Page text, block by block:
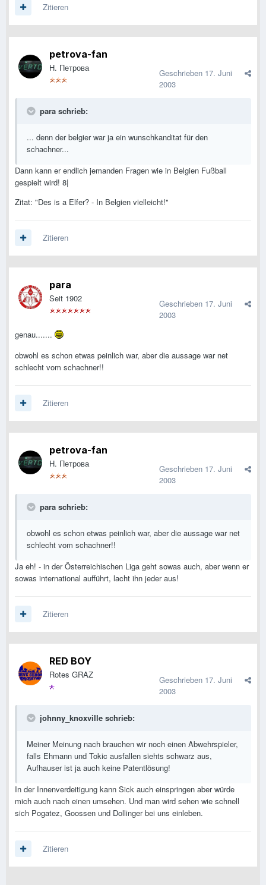
Zitieren
petrova-fan
Н. Петрова Geschrieben 17. Juni
2003
para schrieb:
... denn der belgier war ja ein wunschkanditat für den
schachner...
Dann kann er endlich jemanden Fragen wie in Belgien Fußball
gespielt wird! 8|
Zitat: "Des is a Elfer? - In Belgien vielleicht!"
Zitieren
para
Seit 1902 Geschrieben 17. Juni
2003
genau.......
obwohl es schon etwas peinlich war, aber die aussage war net
schlecht vom schachner!!
Zitieren
petrova-fan
Н. Петрова Geschrieben 17. Juni
2003
para schrieb:
obwohl es schon etwas peinlich war, aber die aussage war net
schlecht vom schachner!!
Ja eh! - in der Österreichischen Liga geht sowas auch, aber wenn er
sowas international aufführt, lacht ihn jeder aus!
Zitieren
RED BOY
Rotes GRAZ Geschrieben 17. Juni
2003
johnny_knoxville schrieb:
Meiner Meinung nach brauchen wir noch einen Abwehrspieler,
falls Ehmann und Tokic ausfallen siehts schwarz aus,
Aufhauser ist ja auch keine Patentlösung!
In der Innenverdeitigung kann Sick auch einspringen aber würde
mich auch nach einen umsehen. Und man wird sehen wie schnell
sich Pogatez, Goossen und Dollinger bei uns einleben.
Zitieren